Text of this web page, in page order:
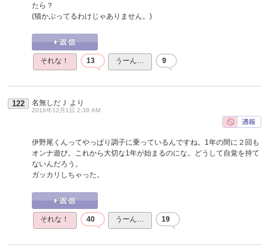
たら？
(猫かぶってるわけじゃありません。)
それな！ 13 うーん… 9
122 名無しだＪ より
2016年12月1日 2:39 AM
伊野尾くんってやっぱり調子に乗っているんですね。1年の間に２回も
オンナ遊び。これから大切な1年が始まるのにな。どうして自覚を持て
ないんだろう。
ガッカリしちゃった。
それな！ 40 うーん… 19